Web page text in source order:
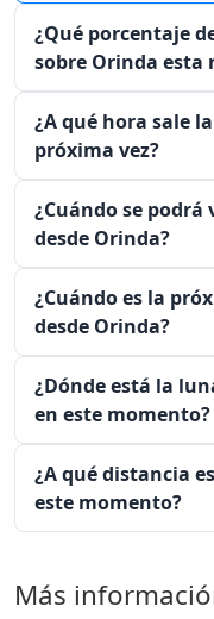
¿Qué porcentaje
sobre Orinda esta
¿A qué hora sale
próxima vez?
¿Cuándo se
desde Orinda?
¿Cuándo es la
desde Orinda?
¿Dónde está la
en este momento?
¿A qué distancia
este momento?
Más